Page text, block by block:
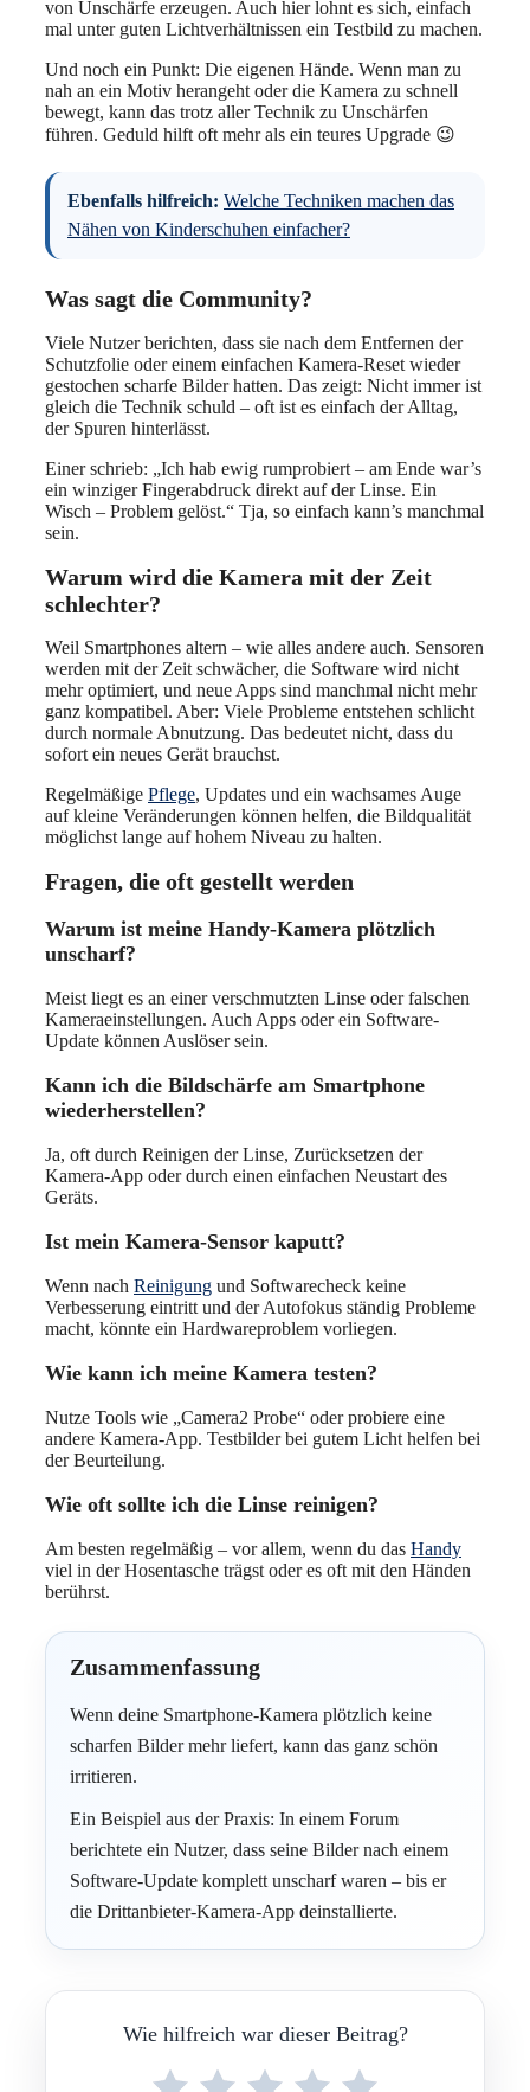
von Unschärfe erzeugen. Auch hier lohnt es sich, einfach
mal unter guten Lichtverhältnissen ein Testbild zu machen.
Und noch ein Punkt: Die eigenen Hände. Wenn man zu
nah an ein Motiv herangeht oder die Kamera zu schnell
bewegt, kann das trotz aller Technik zu Unschärfen
führen. Geduld hilft oft mehr als ein teures Upgrade 😉
Ebenfalls hilfreich: Welche Techniken machen das
Nähen von Kinderschuhen einfacher?
Was sagt die Community?
Viele Nutzer berichten, dass sie nach dem Entfernen der
Schutzfolie oder einem einfachen Kamera-Reset wieder
gestochen scharfe Bilder hatten. Das zeigt: Nicht immer ist
gleich die Technik schuld – oft ist es einfach der Alltag,
der Spuren hinterlässt.
Einer schrieb: „Ich hab ewig rumprobiert – am Ende war’s
ein winziger Fingerabdruck direkt auf der Linse. Ein
Wisch – Problem gelöst.“ Tja, so einfach kann’s manchmal
sein.
Warum wird die Kamera mit der Zeit
schlechter?
Weil Smartphones altern – wie alles andere auch. Sensoren
werden mit der Zeit schwächer, die Software wird nicht
mehr optimiert, und neue Apps sind manchmal nicht mehr
ganz kompatibel. Aber: Viele Probleme entstehen schlicht
durch normale Abnutzung. Das bedeutet nicht, dass du
sofort ein neues Gerät brauchst.
Regelmäßige Pflege, Updates und ein wachsames Auge
auf kleine Veränderungen können helfen, die Bildqualität
möglichst lange auf hohem Niveau zu halten.
Fragen, die oft gestellt werden
Warum ist meine Handy-Kamera plötzlich
unscharf?
Meist liegt es an einer verschmutzten Linse oder falschen
Kameraeinstellungen. Auch Apps oder ein Software-
Update können Auslöser sein.
Kann ich die Bildschärfe am Smartphone
wiederherstellen?
Ja, oft durch Reinigen der Linse, Zurücksetzen der
Kamera-App oder durch einen einfachen Neustart des
Geräts.
Ist mein Kamera-Sensor kaputt?
Wenn nach Reinigung und Softwarecheck keine
Verbesserung eintritt und der Autofokus ständig Probleme
macht, könnte ein Hardwareproblem vorliegen.
Wie kann ich meine Kamera testen?
Nutze Tools wie „Camera2 Probe“ oder probiere eine
andere Kamera-App. Testbilder bei gutem Licht helfen bei
der Beurteilung.
Wie oft sollte ich die Linse reinigen?
Am besten regelmäßig – vor allem, wenn du das Handy
viel in der Hosentasche trägst oder es oft mit den Händen
berührst.
Zusammenfassung
Wenn deine Smartphone-Kamera plötzlich keine
scharfen Bilder mehr liefert, kann das ganz schön
irritieren.
Ein Beispiel aus der Praxis: In einem Forum
berichtete ein Nutzer, dass seine Bilder nach einem
Software-Update komplett unscharf waren – bis er
die Drittanbieter-Kamera-App deinstallierte.
Wie hilfreich war dieser Beitrag?